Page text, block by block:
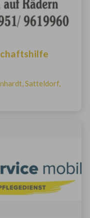
Satteldorf,